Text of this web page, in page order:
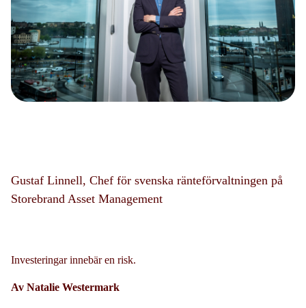
Gustaf Linnell, Chef för svenska ränteförvaltningen på
Storebrand Asset Management
Investeringar innebär en risk.
Av Natalie Westermark